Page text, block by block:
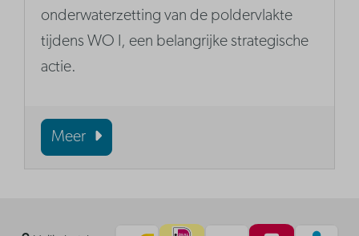
onderwaterzetting van de poldervlakte
tijdens WO I, een belangrijke strategische
actie.
Meer